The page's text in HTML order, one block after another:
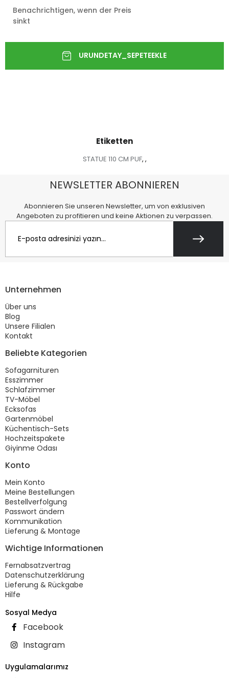
Benachrichtigen, wenn der Preis
sinkt
Etiketten
STATUE 110 CM PUF, ,
NEWSLETTER ABONNIEREN
Abonnieren Sie unseren Newsletter, um von exklusiven
Angeboten zu profitieren und keine Aktionen zu verpassen.
Unternehmen
Über uns
Blog
Unsere Filialen
Kontakt
Beliebte Kategorien
Sofagarnituren
Esszimmer
Schlafzimmer
TV-Möbel
Ecksofas
Gartenmöbel
Küchentisch-Sets
Hochzeitspakete
Giyinme Odası
Konto
Mein Konto
Meine Bestellungen
Bestellverfolgung
Passwort ändern
Kommunikation
Lieferung & Montage
Wichtige Informationen
Fernabsatzvertrag
Datenschutzerklärung
Lieferung & Rückgabe
Hilfe
Sosyal Medya
Facebook
Instagram
Uygulamalarımız